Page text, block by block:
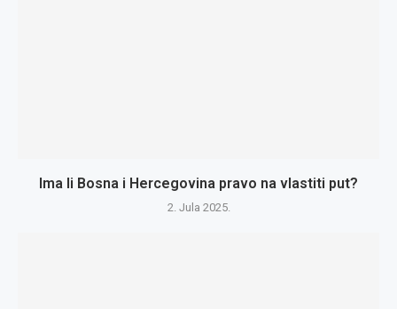
Ima li Bosna i Hercegovina pravo na vlastiti put?
2. Jula 2025.